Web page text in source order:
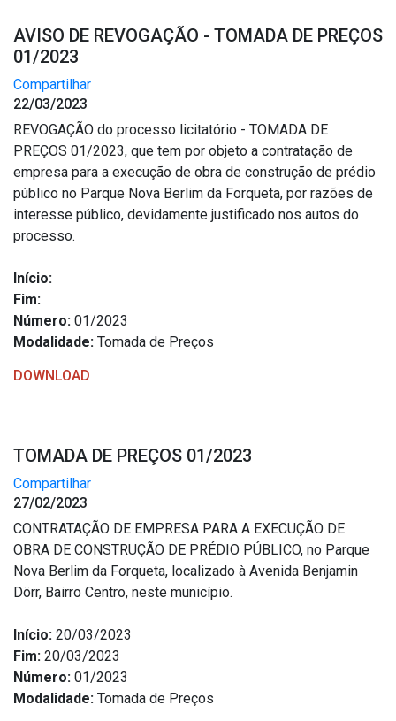
AVISO DE REVOGAÇÃO - TOMADA DE PREÇOS
01/2023
Compartilhar
22/03/2023
REVOGAÇÃO do processo licitatório - TOMADA DE
PREÇOS 01/2023, que tem por objeto a contratação de
empresa para a execução de obra de construção de prédio
público no Parque Nova Berlim da Forqueta, por razões de
interesse público, devidamente justificado nos autos do
processo.
Início:
Fim:
Número: 01/2023
Modalidade: Tomada de Preços
DOWNLOAD
TOMADA DE PREÇOS 01/2023
Compartilhar
27/02/2023
CONTRATAÇÃO DE EMPRESA PARA A EXECUÇÃO DE
OBRA DE CONSTRUÇÃO DE PRÉDIO PÚBLICO, no Parque
Nova Berlim da Forqueta, localizado à Avenida Benjamin
Dörr, Bairro Centro, neste município.
Início: 20/03/2023
Fim: 20/03/2023
Número: 01/2023
Modalidade: Tomada de Preços